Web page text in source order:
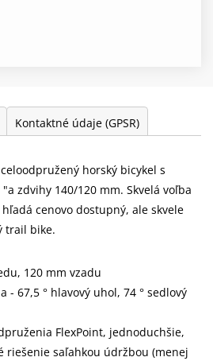
Kontaktné údaje (GPSR)
horský bicykel s
zdvihy 140/120 mm. Skvelá voľba
cenovo dostupný, ale skvele
trail bike.
120 mm vzadu
- 67,5 ° hlavový uhol, 74 ° sedlový
FlexPoint, jednoduchšie,
riešenie saľahkou údržbou (menej